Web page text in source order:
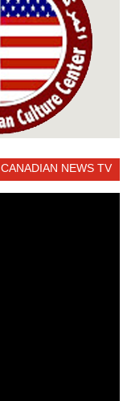
CANADIAN NEWS TV